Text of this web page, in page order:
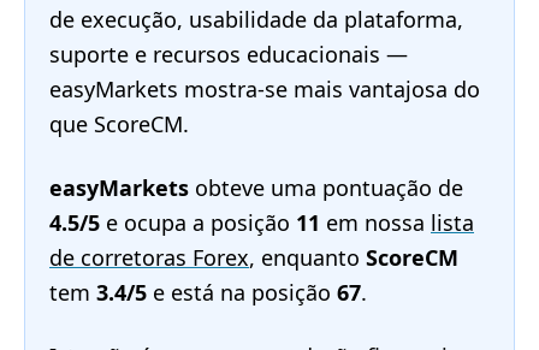
de execução, usabilidade da plataforma,
suporte e recursos educacionais —
easyMarkets mostra-se mais vantajosa do
que ScoreCM.
easyMarkets obteve uma pontuação de
4.5/5 e ocupa a posição 11 em nossa lista
de corretoras Forex, enquanto ScoreCM
tem 3.4/5 e está na posição 67.